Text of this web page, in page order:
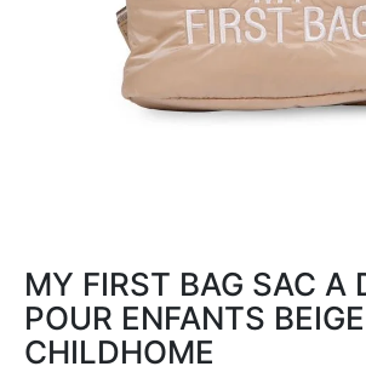
MY FIRST BAG SAC A
POUR ENFANTS BEIGE
CHILDHOME